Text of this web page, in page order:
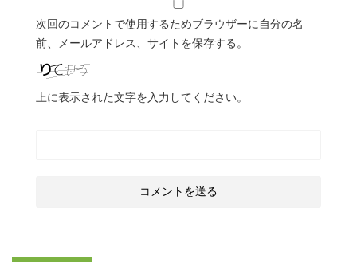
次回のコメントで使用するためブラウザーに自分の名
前、メールアドレス、サイトを保存する。
上に表示された文字を入力してください。